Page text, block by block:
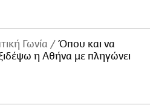
Γωνία
Όπου και να
η Αθήνα με πληγώνει